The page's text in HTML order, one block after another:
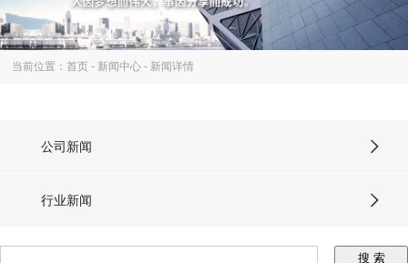
当前位置：首页 - 新闻中心 - 新闻详情
公司新闻
行业新闻